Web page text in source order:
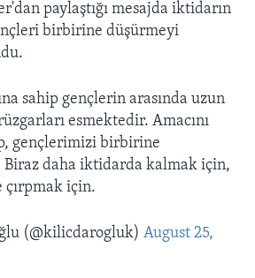
paylaştığı mesajda iktidarın
birbirine düşürmeyi
sahip gençlerin arasında uzun
esmektedir. Amacını
gençlerimizi birbirine
daha iktidarda kalmak için,
çırpmak için.
(@kilicdarogluk) August 25,